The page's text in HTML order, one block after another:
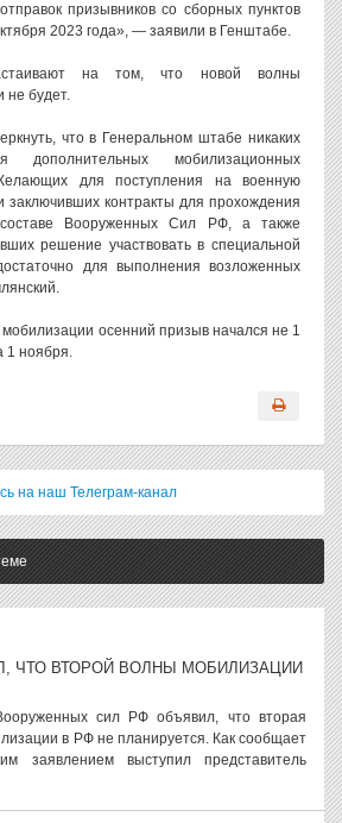
призывников со сборных пунктов
2023 года», — заявили в Генштабе.
на том, что новой волны
не будет.
что в Генеральном штабе никаких
дополнительных мобилизационных
для поступления на военную
заключивших контракты для прохождения
Вооруженных Сил РФ, а также
решение участвовать в специальной
для выполнения возложенных
осенний призыв начался не 1
1 ноября.
на наш Телеграм-канал
ЧТО ВТОРОЙ ВОЛНЫ МОБИЛИЗАЦИИ
сил РФ объявил, что вторая
в РФ не планируется. Как сообщает
заявлением выступил представитель